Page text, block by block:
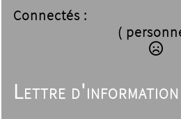
Connectés :
(
Lettre d'information